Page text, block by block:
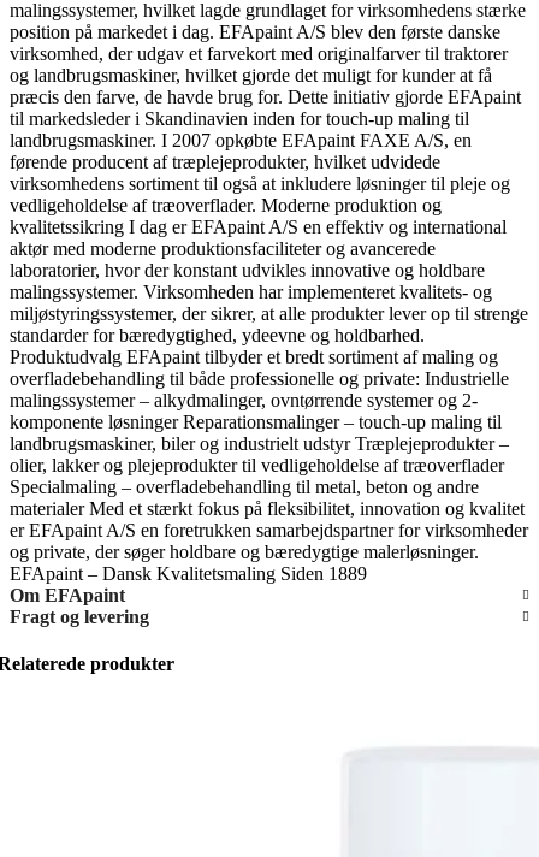
malingssystemer, hvilket lagde grundlaget for virksomhedens stærke
position på markedet i dag. EFApaint A/S blev den første danske
virksomhed, der udgav et farvekort med originalfarver til traktorer
og landbrugsmaskiner, hvilket gjorde det muligt for kunder at få
præcis den farve, de havde brug for. Dette initiativ gjorde EFApaint
til markedsleder i Skandinavien inden for touch-up maling til
landbrugsmaskiner. I 2007 opkøbte EFApaint FAXE A/S, en
førende producent af træplejeprodukter, hvilket udvidede
virksomhedens sortiment til også at inkludere løsninger til pleje og
vedligeholdelse af træoverflader. Moderne produktion og
kvalitetssikring I dag er EFApaint A/S en effektiv og international
aktør med moderne produktionsfaciliteter og avancerede
laboratorier, hvor der konstant udvikles innovative og holdbare
malingssystemer. Virksomheden har implementeret kvalitets- og
miljøstyringssystemer, der sikrer, at alle produkter lever op til strenge
standarder for bæredygtighed, ydeevne og holdbarhed.
Produktudvalg EFApaint tilbyder et bredt sortiment af maling og
overfladebehandling til både professionelle og private: Industrielle
malingssystemer – alkydmalinger, ovntørrende systemer og 2-
komponente løsninger Reparationsmalinger – touch-up maling til
landbrugsmaskiner, biler og industrielt udstyr Træplejeprodukter –
olier, lakker og plejeprodukter til vedligeholdelse af træoverflader
Specialmaling – overfladebehandling til metal, beton og andre
materialer Med et stærkt fokus på fleksibilitet, innovation og kvalitet
er EFApaint A/S en foretrukken samarbejdspartner for virksomheder
og private, der søger holdbare og bæredygtige malerløsninger.
EFApaint – Dansk Kvalitetsmaling Siden 1889
Om EFApaint
Fragt og levering
produkter